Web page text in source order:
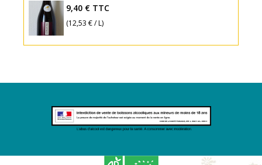
9,40 € TTC
(12,53 € / L)